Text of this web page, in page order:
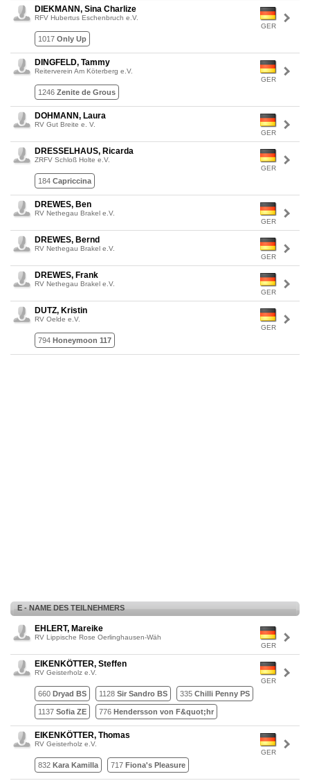
GER
DIEKMANN, Sina Charlize
RFV Hubertus Eschenbruch e.V.
1017 Only Up
GER
DINGFELD, Tammy
Reiterverein Am Köterberg e.V.
1246 Zenite de Grous
GER
DOHMANN, Laura
RV Gut Breite e. V.
GER
DRESSELHAUS, Ricarda
ZRFV Schloß Holte e.V.
184 Capriccina
GER
DREWES, Ben
RV Nethegau Brakel e.V.
GER
DREWES, Bernd
RV Nethegau Brakel e.V.
GER
DREWES, Frank
RV Nethegau Brakel e.V.
GER
DUTZ, Kristin
RV Oelde e.V.
794 Honeymoon 117
E - NAME DES TEILNEHMERS
GER
EHLERT, Mareike
RV Lippische Rose Oerlinghausen-Wäh
GER
EIKENKÖTTER, Steffen
RV Geisterholz e.V.
660 Dryad BS 1128 Sir Sandro BS 335 Chilli Penny PS
1137 Sofia ZE 776 Hendersson von F&quot;hr
GER
EIKENKÖTTER, Thomas
RV Geisterholz e.V.
832 Kara Kamilla 717 Fiona's Pleasure